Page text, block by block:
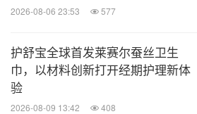
2026-08-06 23:53 577
护舒宝全球首发莱赛尔蚕丝卫生
巾，以材料创新打开经期护理新体
验
2026-08-09 13:42 408